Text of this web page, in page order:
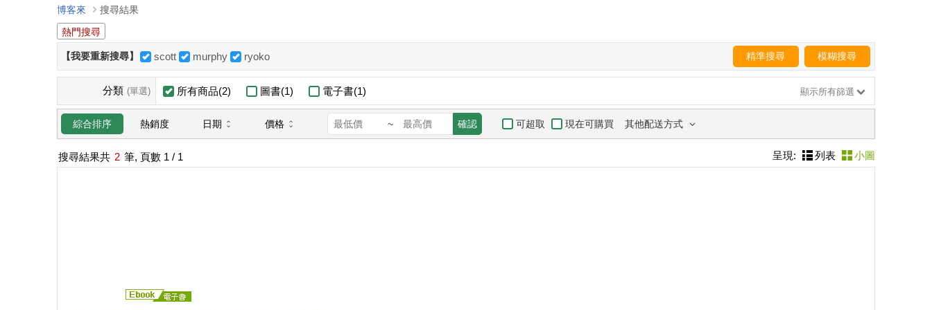
博客來
搜尋結果
熱門搜尋
【我要重新搜尋】 scott murphy ryoko 精準搜尋 模糊搜尋
分類 (單選) 所有商品(2) 圖書(1) 電子書(1) 顯示所有篩選
綜合排序 熱銷度 日期 價格 ~ 確認 可超取 現在可購買 其他配送方式
搜尋結果共 2 筆, 頁數 1 / 1 呈現: 列表 小圖